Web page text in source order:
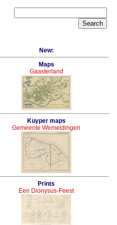
New:
Maps
Gaasterland
Kuyper maps
Gemeente Wemeldingen
Prints
Een Dionysus-Feest